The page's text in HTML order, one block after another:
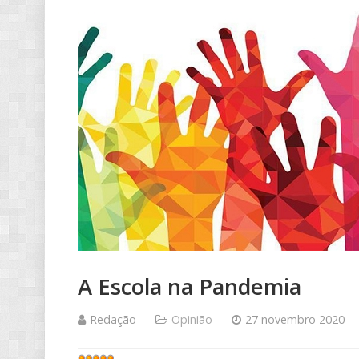
A Escola na Pandemia
Redação Opinião 27 novembro 2020